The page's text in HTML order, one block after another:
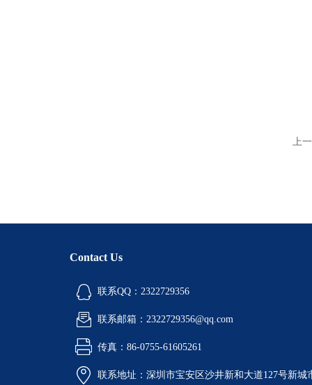
上
Contact Us
联系QQ：2322729356
联系邮箱：2322729356@qq.com
传真：86-0755-61605261
联系地址：深圳市宝安区沙井新和大道127号新城